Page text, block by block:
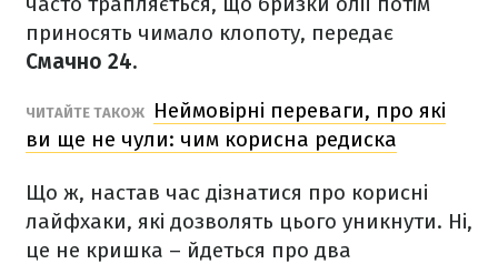
приносять чимало клопоту, передає
Смачно 24.
ЧИТАЙТЕ ТАКОЖ
Неймовірні переваги, про які
ви ще не чули: чим корисна редиска
Що ж, настав час дізнатися про корисні
лайфхаки, які дозволять цього уникнути. Ні,
це не кришка – йдеться про два